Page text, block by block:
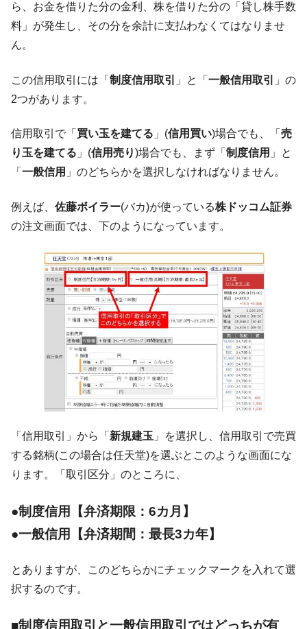
『Money1』
韓国･帰ってきた李在明。李在明を支持しな
い「50.5％」に上昇
『Money1』
断
『Money1』
韓国･警察職員が「丸刈りになって抗議活
中国だけが鉄鋼輸出を異常増加させる ⇒ 中
国の過剰生産が世界を蝕む。
『Money1』
韓国製造業「半導体絶好調」のウラで他業
『Money1』
ン』1人当たり賠償10万ウォンを認定 ⇒ 総額3兆7,000億
『Money1』 韓国で猛暑。南東部では干ばつ
『Money1』
韓国型イージス搭載の次世代駆逐艦
「KDDX」1番艦、2032年竣工と公示
『Money1』
【対日本円】ウォン安が急進！ 日米の協調
に韓国がいっちょがみしたのでは。
『Money1』
韓国政府『BYD』車への補助金を全廃 ⇒ 実
は韓国で『BYD』車は売れている。6カ月で対前年同期比
『Money1』
在韓米国大使スティールが着韓！⇒ さっそ
ドを掲げる「在韓反米勢力」
『Money1』
韓国政府「2035年までに18.4GW規模のAIデ
ータセンター整備」⇒ だから無理だってば。
ほぼ終わった」
『Money1』
韓国『国民年金公団』株価暴落で200兆蒸
『Money1』
韓国政府「ニセＫ-ブランドを通報しようキ
ャンペーン」⇒ あの名物教授も登場！
ら、お金を借りた分の金利、株を借りた分の「貸し株手数
料」が発生し、その分を余計に支払わなくてはなりませ
ん。
この信用取引には「 制度信用取引 」と「 一般信用取引
」の
2つがあります。
信用取引で「 買い玉を建てる 」(信用買い)場合でも、「 売
り玉を建てる 」(信用売り)場合でも、まず「 制度信用 」と
「 一般信用 」のどちらかを選択しなければなりません。
例えば、 佐藤ボイラー(バカ)が使っている株ドッコム証券
の注文画面では、下のようになっています。
「信用取引」から「 新規建玉 」を選択し、信用取引で売買
する銘柄(この場合は任天堂)を選ぶとこのような画面にな
ります。「取引区分」のところに、
●制度信用【弁済期限：6カ月】
●一般信用【弁済期間：最長3カ年】
とありますが、このどちらかにチェックマークを入れて選
択するのです。
■制度信用取引と一般信用取引ではどっちが有